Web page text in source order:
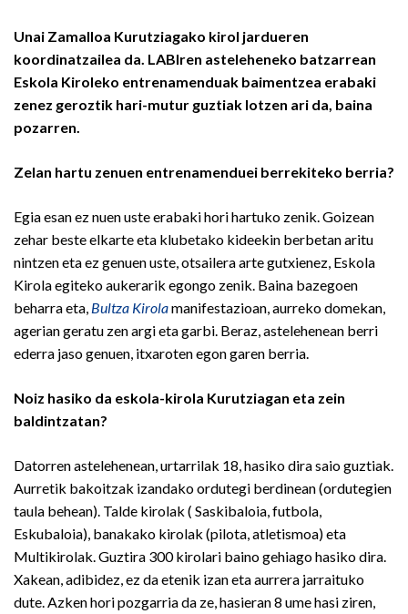
Unai Zamalloa Kurutziagako kirol jardueren
koordinatzailea da. LABIren asteleheneko batzarrean
Eskola Kiroleko entrenamenduak baimentzea erabaki
zenez geroztik hari-mutur guztiak lotzen ari da, baina
pozarren.
Zelan hartu zenuen entrenamenduei berrekiteko berria?
Egia esan ez nuen uste erabaki hori hartuko zenik. Goizean
zehar beste elkarte eta klubetako kideekin berbetan aritu
nintzen eta ez genuen uste, otsailera arte gutxienez, Eskola
Kirola egiteko aukerarik egongo zenik. Baina bazegoen
beharra eta, Bultza Kirolamanifestazioan, aurreko domekan,
agerian geratu zen argi eta garbi. Beraz, astelehenean berri
ederra jaso genuen, itxaroten egon garen berria.
Noiz hasiko da eskola-kirola Kurutziagan eta zein
baldintzatan?
Datorren astelehenean, urtarrilak 18, hasiko dira saio guztiak.
Aurretik bakoitzak izandako ordutegi berdinean (ordutegien
taula behean). Talde kirolak ( Saskibaloia, futbola,
Eskubaloia), banakako kirolak (pilota, atletismoa) eta
Multikirolak. Guztira 300 kirolari baino gehiago hasiko dira.
Xakean, adibidez, ez da etenik izan eta aurrera jarraituko
dute. Azken hori pozgarria da ze, hasieran 8 ume hasi ziren,